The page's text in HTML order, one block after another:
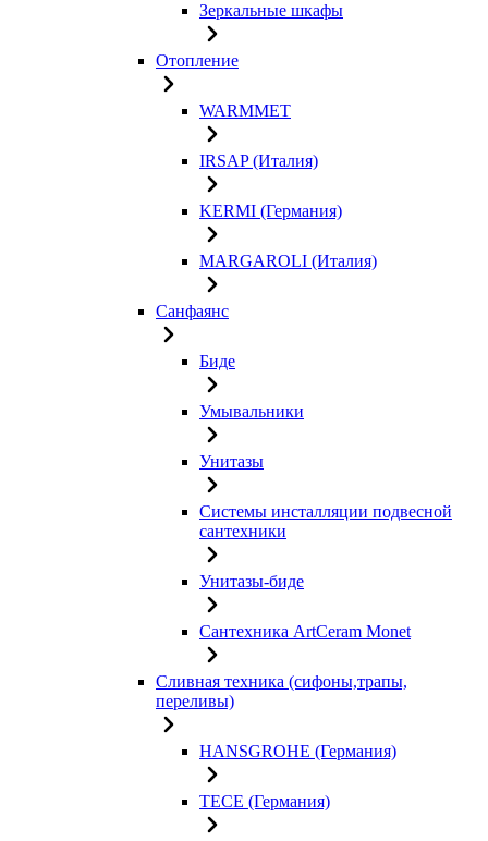
Зеркальные шкафы
Отопление
WARMMET
IRSAP (Италия)
KERMI (Германия)
MARGAROLI (Италия)
Санфаянс
Биде
Умывальники
Унитазы
Системы инсталляции подвесной
сантехники
Унитазы-биде
Сантехника ArtCeram Monet
Сливная техника (сифоны,трапы,
переливы)
HANSGROHE (Германия)
TECE (Германия)